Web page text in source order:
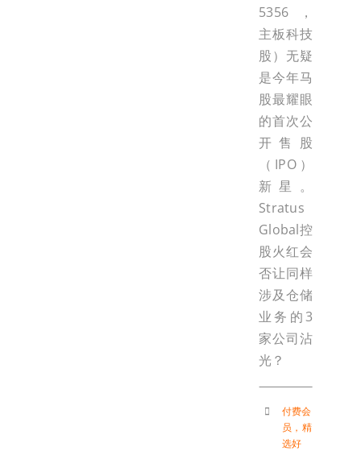
5356，
主板科技
股）无疑
是今年马
股最耀眼
的首次公
开售股
（IPO）
新星。
Stratus
Global控
股火红会
否让同样
涉及仓储
业务的3
家公司沾
光？
付费会
员 ， 精
选好